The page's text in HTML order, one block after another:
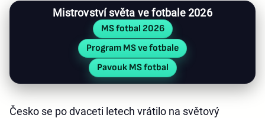
Mistrovství světa ve fotbale 2026
MS fotbal 2026
Program MS ve fotbale
Pavouk MS fotbal
Česko se po dvaceti letech vrátilo na světový